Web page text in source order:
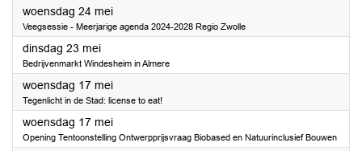
woensdag 24 mei2023
Veegsessie - Meerjarige agenda 2024-2028 Regio Zwolle
dinsdag 23 mei2023
Bedrijvenmarkt Windesheim in Almere
woensdag 17 mei2023
Tegenlicht in de Stad: license to eat!
woensdag 17 mei2023
Opening Tentoonstelling Ontwerpprijsvraag Biobased en Natuurinclusief Bouwen